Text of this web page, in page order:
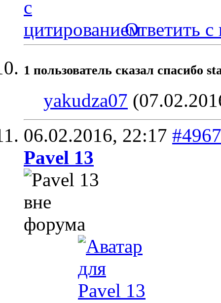
Ответить с
1 пользователь сказал cпасибо
yakudza07
06.02.2016, 22:17 #4967
Pavel 13